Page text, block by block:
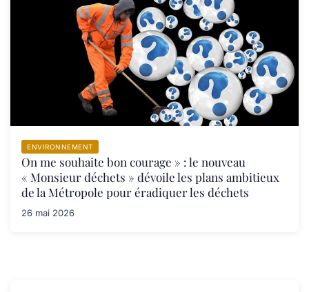
ENVIRONNEMENT
On me souhaite bon courage » : le nouveau
« Monsieur déchets » dévoile les plans ambitieux
de la Métropole pour éradiquer les déchets
26 mai 2026